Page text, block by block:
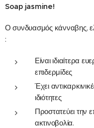
Soap jasmine!
Ο συνδυασμός κάνναβης,
:
Είναι ιδιαίτερα
επιδερμίδες
Έχει
ιδιότητες
Προστατεύει την
ακτινοβολία.